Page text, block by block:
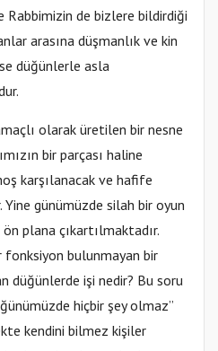
Rabbimizin de bizlere bildirdiği
arasına düşmanlık ve kin
düğünlerle asla
olarak üretilen bir nesne
bir parçası haline
karşılanacak ve hafife
günümüzde silah bir oyun
plana çıkartılmaktadır.
fonksiyon bulunmayan bir
işi nedir? Bu soru
hiçbir şey olmaz”
kendini bilmez kişiler